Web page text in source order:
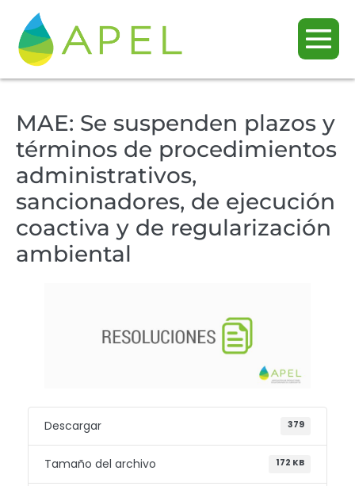
MAE: Se suspenden plazos y
términos de procedimientos
administrativos,
sancionadores, de ejecución
coactiva y de regularización
ambiental
Descargar 379
Tamaño del archivo 172 KB